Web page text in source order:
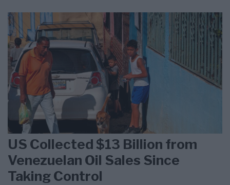
US Collected $13 Billion from
Venezuelan Oil Sales Since
Taking Control